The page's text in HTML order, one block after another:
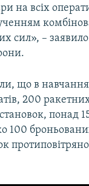
на всіх
сил», –
що в
200
понад
100